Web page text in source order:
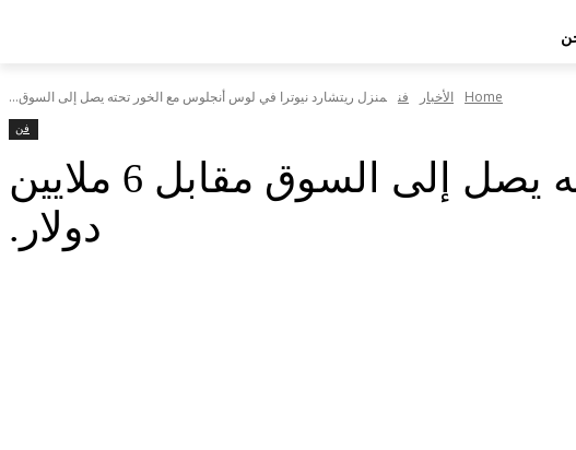
Home الأخبار فن منزل ريتشارد نيوترا في لوس أنجلوس مع الخور تحته يصل إلى السوق...
فن
منزل ريتشارد نيوترا في لوس أنجلوس مع الخور تحته يصل إلى السوق مقابل 6 ملايين
دولار.